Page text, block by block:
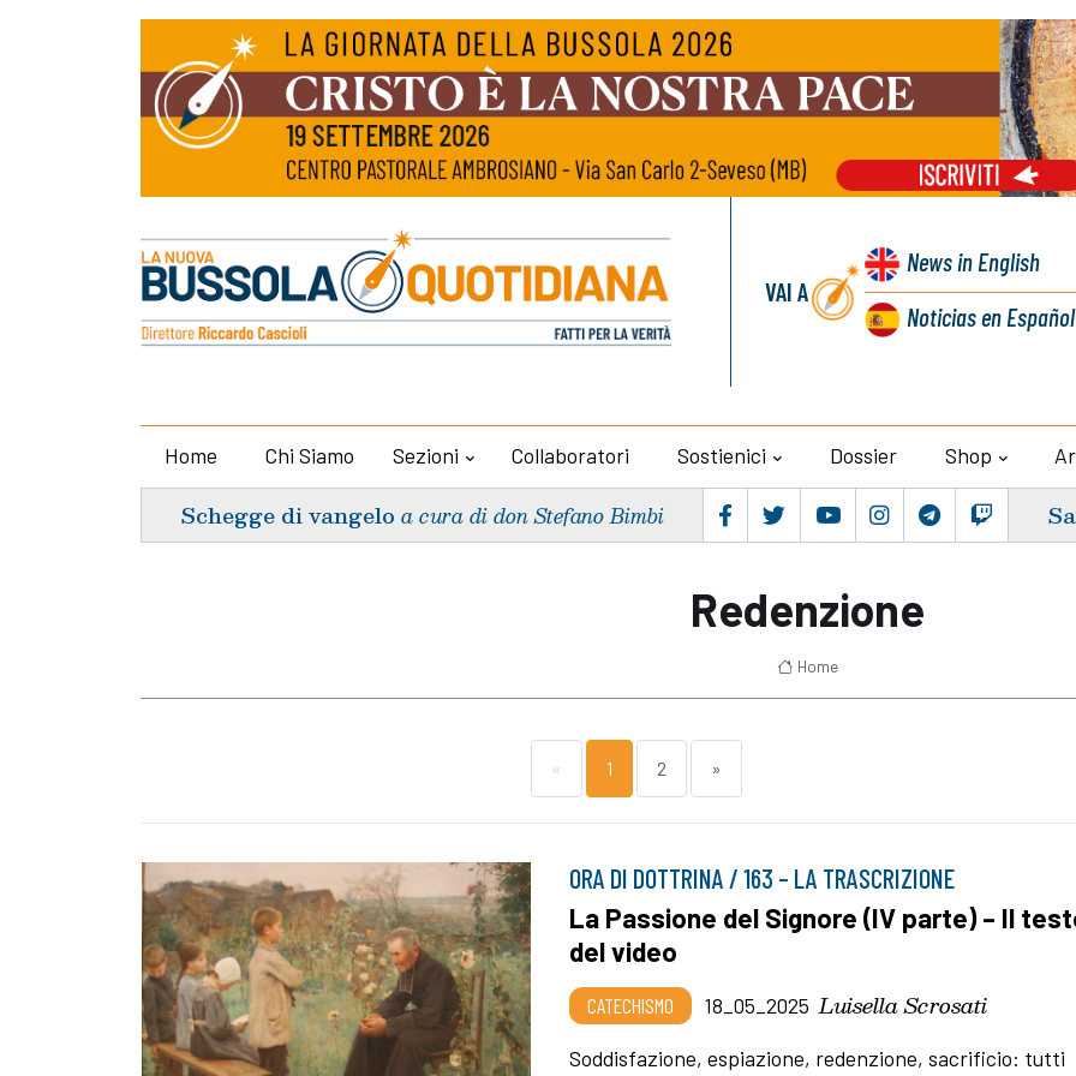
VAI A
Newsin English
Noticiasen Español
Home Chi Siamo Sezioni Collaboratori Sostienici Dossier Shop
Schegge di vangelo a cura di don Stefano Bimbi
Redenzione
Home
« 1 2 »
ORA DI DOTTRINA / 163 – LA TRASCRIZIONE
La Passione del Signore (IV parte) – Il
del video
CATECHISMO 18_05_2025 Luisella Scrosati
Soddisfazione, espiazione, redenzione, sacrificio: tutti